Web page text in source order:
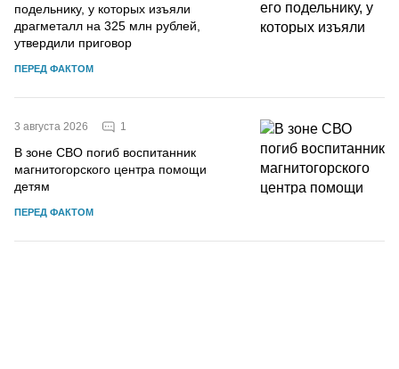
подельнику, у которых изъяли
драгметалл на 325 млн рублей,
утвердили приговор
ПЕРЕД ФАКТОМ
3 августа 2026 1
В зоне СВО погиб воспитанник
магнитогорского центра помощи
детям
ПЕРЕД ФАКТОМ